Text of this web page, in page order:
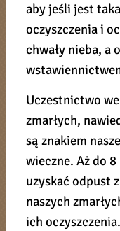
aby jeśli jest
oczyszczenia i
chwały nieba, a
Uczestnictwo
zmarłych,
są znakiem
wieczne. Aż do
uzyskać odpust
naszych
ich